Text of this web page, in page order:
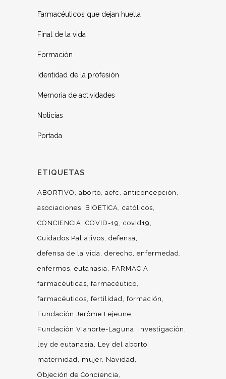
Farmacéuticos que dejan huella
Final de la vida
Formación
Identidad de la profesión
Memoria de actividades
Noticias
Portada
ETIQUETAS
ABORTIVO aborto aefc
anticoncepción
asociaciones
BIOETICA católicos
CONCIENCIA COVID-19
covid19
Cuidados Paliativos defensa
defensa de la vida derecho enfermedad
enfermos eutanasia
FARMACIA
farmacéuticas farmacéutico
farmacéuticos fertilidad formación
Fundación Jerôme Lejeune
Fundación Vianorte-Laguna
investigación
ley de eutanasia
Ley del aborto
maternidad
mujer Navidad
Objeción de Conciencia